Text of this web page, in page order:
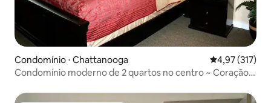
Condomínio ⋅ Chattanooga 4,97 de uma
4,97 (317)
Condomínio moderno de 2 quartos no centro ~ Coração